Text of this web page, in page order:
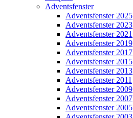
Adventsfenster
Adventsfenster 2025
Adventsfenster 2023
Adventsfenster 2021
Adventsfenster 2019
Adventsfenster 2017
Adventsfenster 2015
Adventsfenster 2013
Adventsfenster 2011
Adventsfenster 2009
Adventsfenster 2007
Adventsfenster 2005